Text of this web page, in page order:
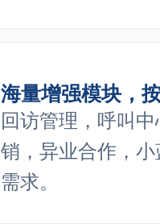
海量增强模块，
回访管理，呼叫
销，异业合作，
需求。